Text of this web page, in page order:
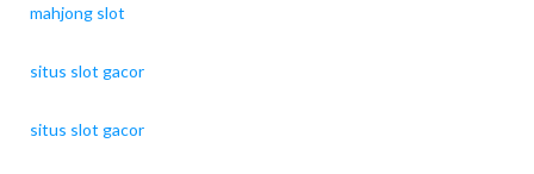
mahjong slot
situs slot gacor
situs slot gacor